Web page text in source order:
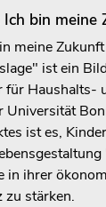
bin meine
meine
ist ein
für Haushalts-
Universität
ist es,
in ihrer
zu stärken.